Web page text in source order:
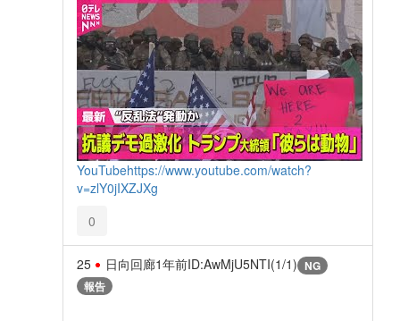
YouTubehttps://www.youtube.com/watch?
v=zlY0jIXZJXg
0
25 日向回廊1年前ID:AwMjU5NTI(1/1) NG
報告